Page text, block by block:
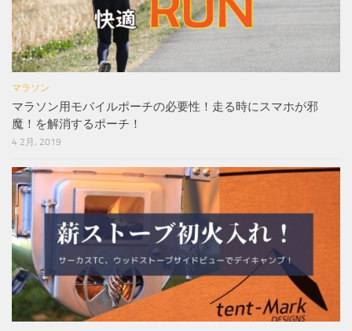
マラソン
マラソン用モバイルポーチの必要性！走る時にスマホが邪
魔！を解消するポーチ！
4 2月, 2019